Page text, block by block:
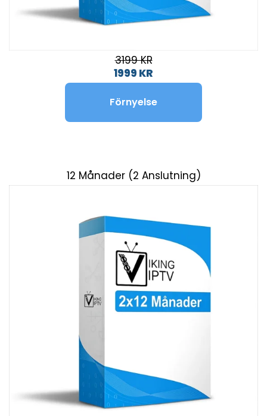
3199 KR
1999 KR
Förnyelse
12 Månader (2 Anslutning)